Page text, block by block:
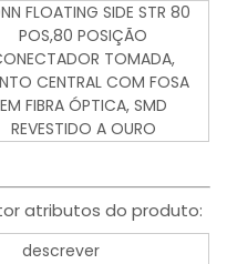
FLOATING SIDE STR 80
POS,80 POSIÇÃO
TOMADA,
CENTRAL COM FOSA
EM FIBRA ÓPTICA, SMD
REVESTIDO A OURO
atributos do produto:
descrever